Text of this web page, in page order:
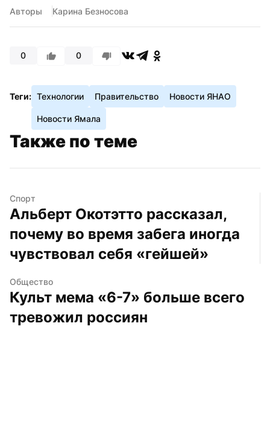
Авторы Карина Безносова
0 0
Теги: Технологии Правительство Новости ЯНАО
Новости Ямала
Также по теме
Спорт
Альберт Окотэтто рассказал,
почему во время забега иногда
чувствовал себя «гейшей»
Общество
Культ мема «6-7» больше всего
тревожил россиян